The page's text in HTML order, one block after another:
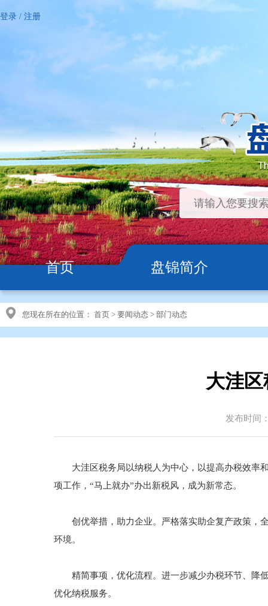
登录 / 注册
首页 盘锦简介
您现在所在的位置： 首页 > 要闻动态 > 部门动态
大洼
发布时间
大洼区税务局以纳税人为中心，以提高办税效率和
项工作，“马上就办”办出新税风，成为新常态。
创优举措，助力企业。严格落实助企复产政策，全
环境。
精简事项，优化流程。进一步减少办税环节、降低
优化纳税服务。